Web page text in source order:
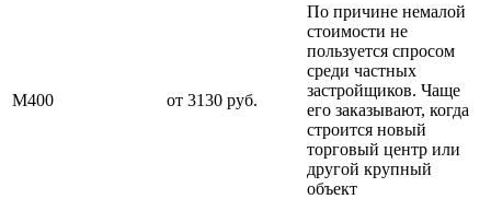
М400 от 3130 руб.
По причине немалой
стоимости не
пользуется спросом
среди частных
застройщиков. Чаще
его заказывают, когда
строится новый
торговый центр или
другой крупный
объект